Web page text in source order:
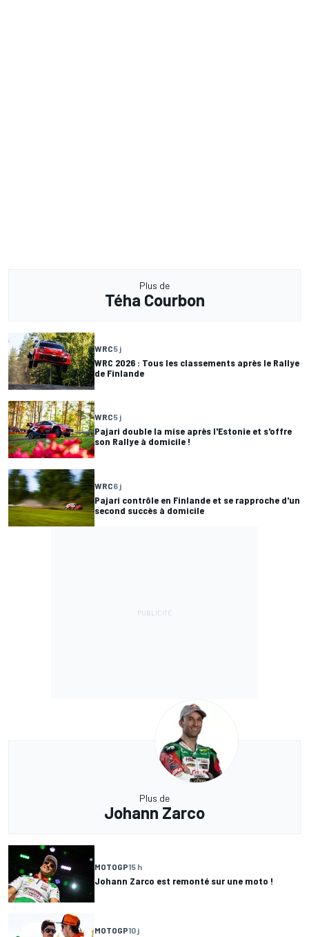
Plus de
Téha Courbon
WRC5 j
WRC 2026 : Tous les classements après le Rallye
de Finlande
WRC5 j
Pajari double la mise après l'Estonie et s'offre
son Rallye à domicile !
WRC6 j
Pajari contrôle en Finlande et se rapproche d'un
second succès à domicile
Plus de
Johann Zarco
MOTOGP15 h
Johann Zarco est remonté sur une moto !
MOTOGP10 j